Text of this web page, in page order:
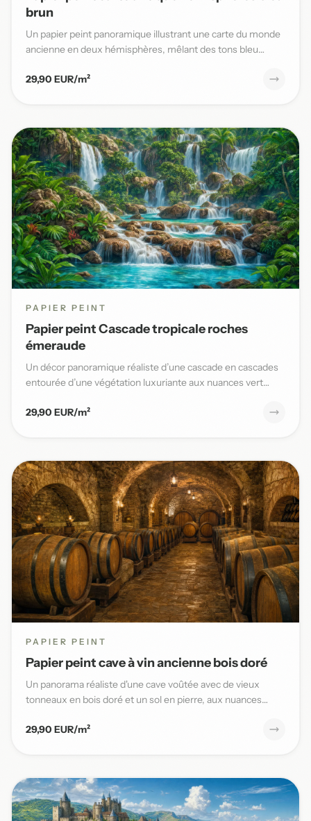
brun
Un papier peint panoramique illustrant une carte du monde
ancienne en deux hémisphères, mêlant des tons bleu
29,90 EUR/m²
PAPIER PEINT
Papier peint Cascade tropicale roches
émeraude
Un décor panoramique réaliste d’une cascade en cascades
entourée d’une végétation luxuriante aux nuances vert
29,90 EUR/m²
PAPIER PEINT
Papier peint cave à vin ancienne bois doré
Un panorama réaliste d'une cave voûtée avec de vieux
tonneaux en bois doré et un sol en pierre, aux nuances
29,90 EUR/m²